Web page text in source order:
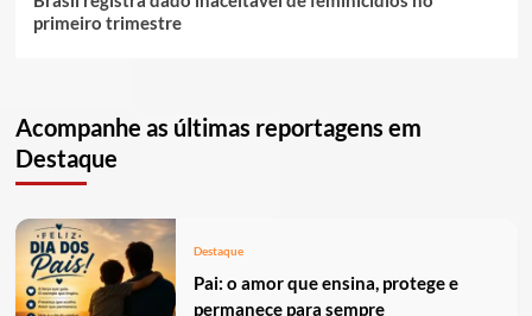
primeiro trimestre
Acompanhe as últimas reportagens em
Destaque
Destaque
Pai: o amor que ensina, protege e
permanece para sempre